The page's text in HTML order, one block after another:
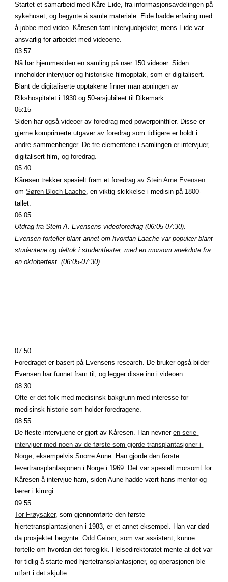
Startet et samarbeid med Kåre Eide, fra informasjonsavdelingen på
sykehuset, og begynte å samle materiale. Eide hadde erfaring med
å jobbe med video. Kåresen fant intervjuobjekter, mens Eide var
ansvarlig for arbeidet med videoene.
03:57
Nå har hjemmesiden en samling på nær 150 videoer. Siden
inneholder intervjuer og historiske filmopptak, som er digitalisert.
Blant de digitaliserte opptakene finner man åpningen av
Rikshospitalet i 1930 og 50-årsjubileet til Dikemark.
05:15
Siden har også videoer av foredrag med powerpointfiler. Disse er
gjerne komprimerte utgaver av foredrag som tidligere er holdt i
andre sammenhenger. De tre elementene i samlingen er intervjuer,
digitalisert film, og foredrag.
05:40
Kåresen trekker spesielt fram et foredrag av Stein Arne Evensen
om Søren Bloch Laache, en viktig skikkelse i medisin på 1800-
tallet.
06:05
Utdrag fra Stein A. Evensens videoforedrag (06:05-07:30).
Evensen forteller blant annet om hvordan Laache var populær blant
studentene og deltok i studentfester, med en morsom anekdote fra
en oktoberfest. (06:05-07:30)
07:50
Foredraget er basert på Evensens research. De bruker også bilder
Evensen har funnet fram til, og legger disse inn i videoen.
08:30
Ofte er det folk med medisinsk bakgrunn med interesse for
medisinsk historie som holder foredragene.
08:55
De fleste intervjuene er gjort av Kåresen. Han nevner en serie
intervjuer med noen av de første som gjorde transplantasjoner i
Norge, eksempelvis Snorre Aune. Han gjorde den første
levertransplantasjonen i Norge i 1969. Det var spesielt morsomt for
Kåresen å intervjue ham, siden Aune hadde vært hans mentor og
lærer i kirurgi.
09:55
Tor Frøysaker, som gjennomførte den første
hjertetransplantasjonen i 1983, er et annet eksempel. Han var død
da prosjektet begynte. Odd Geiran, som var assistent, kunne
fortelle om hvordan det foregikk. Helsedirektoratet mente at det var
for tidlig å starte med hjertetransplantasjoner, og operasjonen ble
utført i det skjulte.